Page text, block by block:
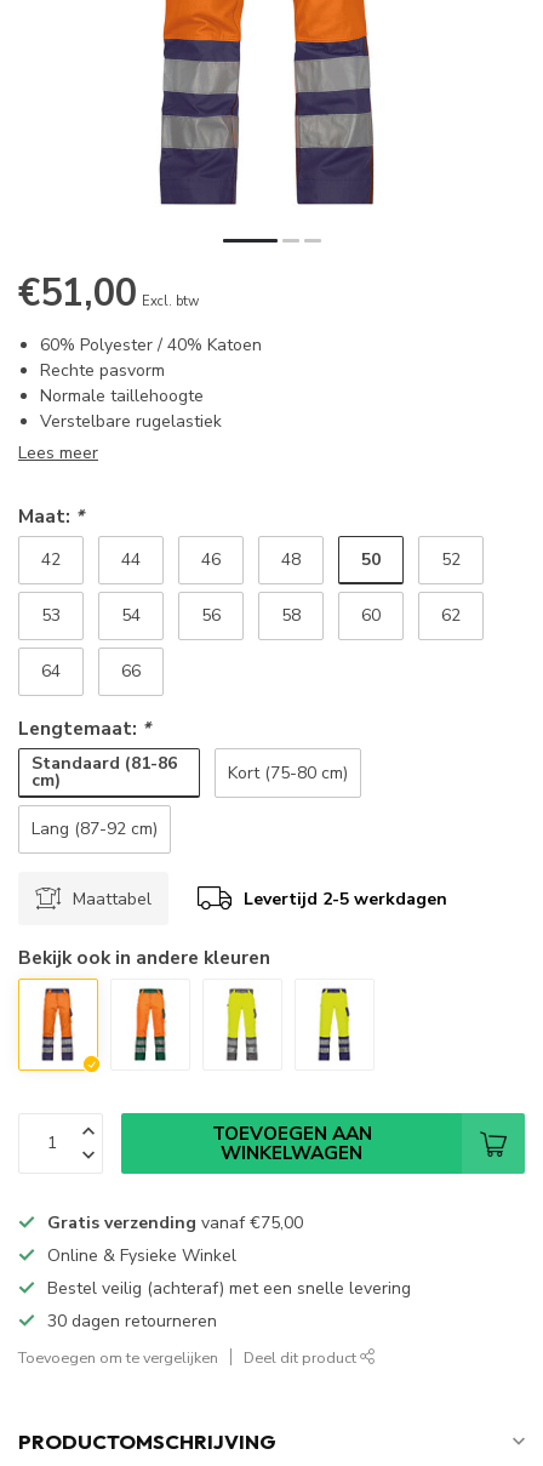
€51,00 Excl. btw
60% Polyester / 40% Katoen
Rechte pasvorm
Normale taillehoogte
Verstelbare rugelastiek
Lees meer
Maat: *
42 44 46 48 50 52
53 54 56 58 60 62
64 66
Lengtemaat: *
Standaard (81-86
cm) Kort (75-80 cm)
Lang (87-92 cm)
Maattabel Levertijd 2-5 werkdagen
Bekijk ook in andere kleuren
TOEVOEGEN AAN
WINKELWAGEN
Gratis verzending vanaf€75,00
Online & Fysieke Winkel
Bestel veilig (achteraf) met een snelle levering
30 dagen retourneren
Toevoegen om te vergelijken Deel dit product
PRODUCTOMSCHRIJVING